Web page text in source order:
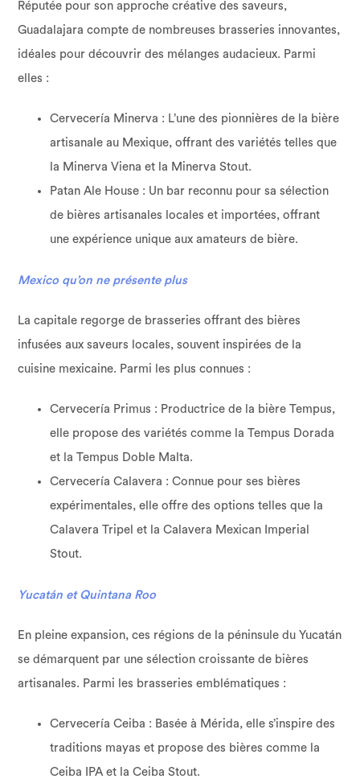
Réputée pour son approche créative des saveurs,
Guadalajara compte de nombreuses brasseries innovantes,
idéales pour découvrir des mélanges audacieux. Parmi
elles :
Cervecería Minerva : L’une des pionnières de la bière
artisanale au Mexique, offrant des variétés telles que
la Minerva Viena et la Minerva Stout.
Patan Ale House : Un bar reconnu pour sa sélection
de bières artisanales locales et importées, offrant
une expérience unique aux amateurs de bière.
Mexico qu’on ne présente plus
La capitale regorge de brasseries offrant des bières
infusées aux saveurs locales, souvent inspirées de la
cuisine mexicaine. Parmi les plus connues :
Cervecería Primus : Productrice de la bière Tempus,
elle propose des variétés comme la Tempus Dorada
et la Tempus Doble Malta.
Cervecería Calavera : Connue pour ses bières
expérimentales, elle offre des options telles que la
Calavera Tripel et la Calavera Mexican Imperial
Stout.
Yucatán et Quintana Roo
En pleine expansion, ces régions de la péninsule du Yucatán
se démarquent par une sélection croissante de bières
artisanales. Parmi les brasseries emblématiques :
Cervecería Ceiba : Basée à Mérida, elle s’inspire des
traditions mayas et propose des bières comme la
Ceiba IPA et la Ceiba Stout.